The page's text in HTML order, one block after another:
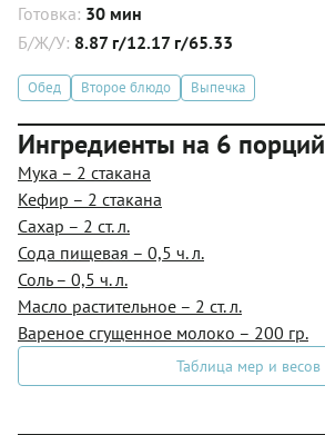
Готовка: 30 мин
Б/Ж/У: 8.87 г/12.17 г/65.33
Обед Второе блюдо Выпечка
Ингредиенты на 6 порций
Мука – 2 стакана
Кефир – 2 стакана
Сахар – 2 ст. л.
Сода пищевая – 0,5 ч. л.
Соль – 0,5 ч. л.
Масло растительное – 2 ст. л.
Вареное сгущенное молоко – 200 гр.
Таблица мер и весов